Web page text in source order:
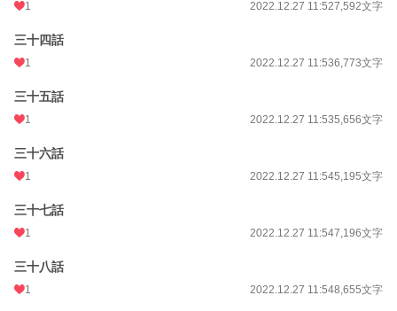
1 2022.12.27 11:527,592文字
三十四話
1 2022.12.27 11:536,773文字
三十五話
1 2022.12.27 11:535,656文字
三十六話
1 2022.12.27 11:545,195文字
三十七話
1 2022.12.27 11:547,196文字
三十八話
1 2022.12.27 11:548,655文字